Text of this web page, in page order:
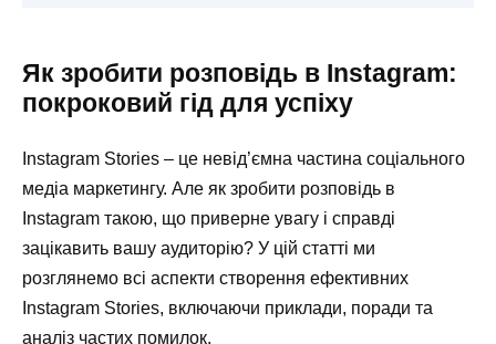
Як зробити розповідь в Instagram:
покроковий гід для успіху
Instagram Stories – це невід’ємна частина соціального
медіа маркетингу. Але як зробити розповідь в
Instagram такою, що приверне увагу і справді
зацікавить вашу аудиторію? У цій статті ми
розглянемо всі аспекти створення ефективних
Instagram Stories, включаючи приклади, поради та
аналіз частих помилок.